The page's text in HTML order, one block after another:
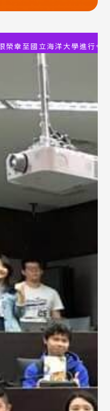
榮幸至國立海洋大學進行